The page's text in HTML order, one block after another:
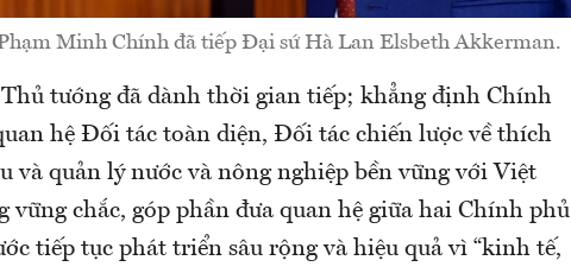
Minh Chính đã tiếp Đại sứ Hà Lan Elsbeth Akkerman.
tướng đã dành thời gian tiếp; khẳng định Chính
hệ Đối tác toàn diện, Đối tác chiến lược về thích
và quản lý nước và nông nghiệp bền vững với Việt
vững chắc, góp phần đưa quan hệ giữa hai Chính phủ
tiếp tục phát triển sâu rộng và hiệu quả vì “kinh tế,